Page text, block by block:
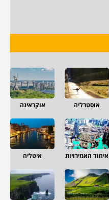
אוסטרליה אוקראינה
איחוד האמירויות איטליה